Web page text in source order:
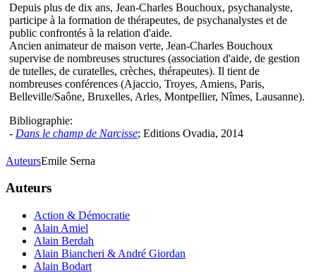
Depuis plus de dix ans, Jean-Charles Bouchoux, psychanalyste,
participe à la formation de thérapeutes, de psychanalystes et de
public confrontés à la relation d'aide.
Ancien animateur de maison verte, Jean-Charles Bouchoux
supervise de nombreuses structures (association d'aide, de gestion
de tutelles, de curatelles, crèches, thérapeutes). Il tient de
nombreuses conférences (Ajaccio, Troyes, Amiens, Paris,
Belleville/Saône, Bruxelles, Arles, Montpellier, Nîmes, Lausanne).
Bibliographie:
- Dans le champ de Narcisse; Editions Ovadia, 2014
AuteursEmile Serna
Auteurs
Action & Démocratie
Alain Amiel
Alain Berdah
Alain Biancheri & André Giordan
Alain Bodart